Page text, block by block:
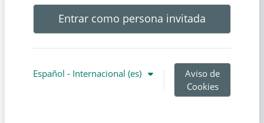
Entrar como persona invitada
Español - Internacional ‎(es)‎
Aviso de
Cookies